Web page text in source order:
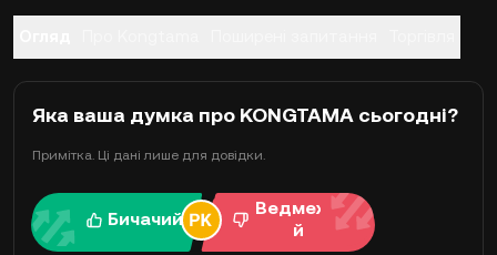
Яка ваша думка про KONGTAMA сьогодні?
Примітка. Ці дані лише для довідки.
Бичачий
Ведмежи
й